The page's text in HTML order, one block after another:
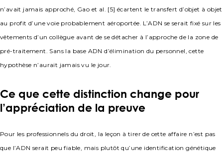
n’avait jamais approché, Gao et al. [5] écartent le transfert d’objet à objet
au profit d’une voie probablement aéroportée. L’ADN se serait fixé sur les
vêtements d’un collègue avant de se détacher à l’approche de la zone de
pré-traitement. Sans la base ADN d’élimination du personnel, cette
hypothèse n’aurait jamais vu le jour.
Ce que cette distinction change pour
l’appréciation de la preuve
Pour les professionnels du droit, la leçon à tirer de cette affaire n’est pas
que l’ADN serait peu fiable, mais plutôt qu’une identification génétique